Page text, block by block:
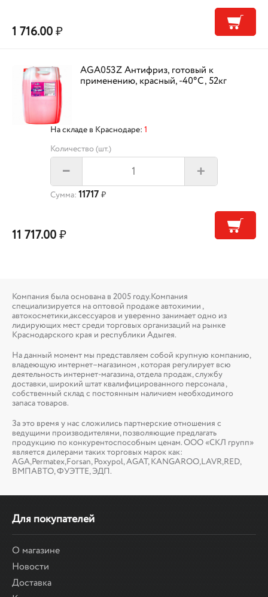
1 716.00₽
AGA053Z Антифриз, готовый к
применению, красный, -40°С, 52кг
На складе в Краснодаре: 1
Количество (шт.)
– +
Сумма: 11717 ₽
11 717.00₽
Компания была основана в 2005 году.Компания
специализируется на оптовой продаже автохимии ,
автокосметики,аксессуаров и уверенно занимает одно из
лидирующих мест среди торговых организаций на рынке
Краснодарского края и республики Адыгея.
На данный момент мы представляем собой крупную компанию,
владеющую интернет–магазином , которая регулирует всю
деятельность интернет-магазина, отдела продаж, службу
доставки, широкий штат квалифицированного персонала ,
собственный склад c постоянным наличием необходимого
запаса товаров.
За это время у нас сложились партнерские отношения с
ведущими производителями, позволяющие предлагать
продукцию по конкурентоспособным ценам. ООО «СКЛ групп»
является дилерами таких торговых марок как:
AGA,Permatex,Forsan, Poxypol, AGAT, KANGAROO,LAVR,RED,
ВМПАВТО, ФУЭТТЕ, ЭДП.
Для покупателей
О магазине
Новости
Доставка